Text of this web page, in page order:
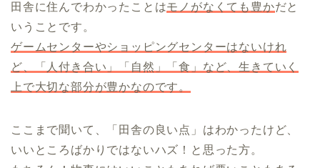
田舎に住んでわかったことはモノがなくても豊かだと
いうことです。
ゲームセンターやショッピングセンターはないけれ
ど、「人付き合い」「自然」「食」など、生きていく
上で大切な部分が豊かなのです。
ここまで聞いて、「田舎の良い点」はわかったけど、
いいところばかりではないハズ！と思った方。